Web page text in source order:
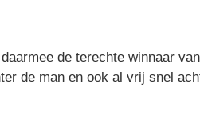
de terechte winnaar
de man en ook al vrij snel